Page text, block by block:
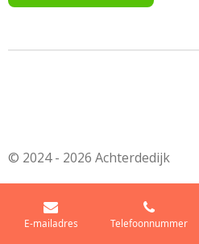
© 2024 - 2026 Achterdedijk
E-mailadres Telefoonnummer